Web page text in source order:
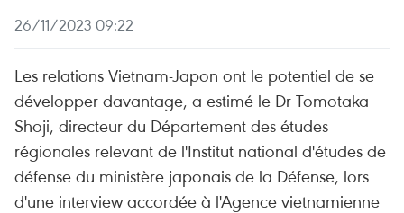
26/11/2023 09:22
Les relations Vietnam-Japon ont le potentiel de se
développer davantage, a estimé le Dr Tomotaka
Shoji, directeur du Département des études
régionales relevant de l'Institut national d'études de
défense du ministère japonais de la Défense, lors
d'une interview accordée à l'Agence vietnamienne